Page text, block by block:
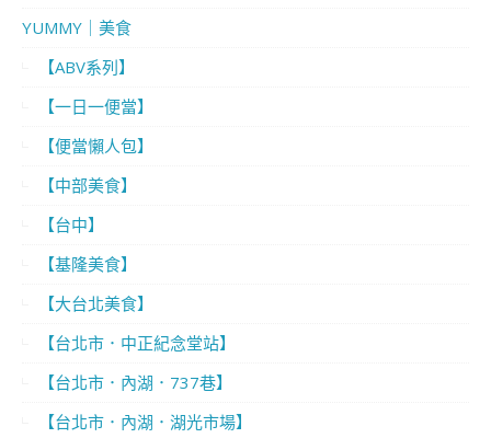
YUMMY｜美食
【ABV系列】
【一日一便當】
【便當懶人包】
【中部美食】
【台中】
【基隆美食】
【大台北美食】
【台北市．中正紀念堂站】
【台北市．內湖．737巷】
【台北市．內湖．湖光市場】